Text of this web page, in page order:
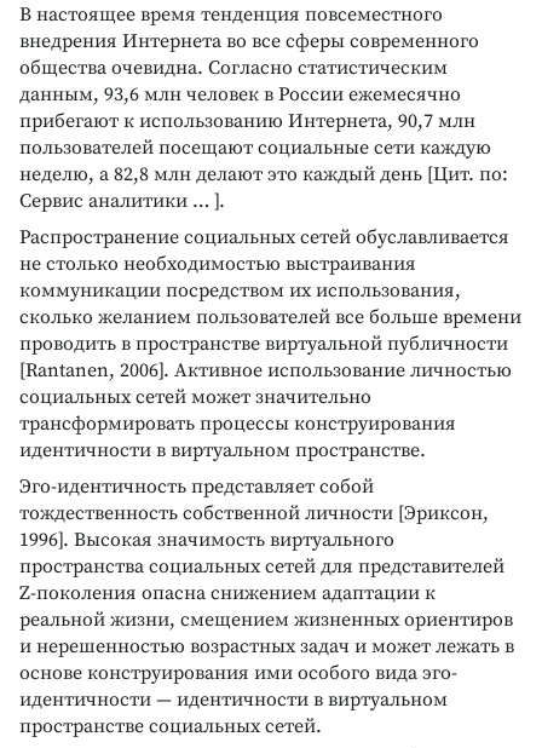
В настоящее время тенденция повсеместного
внедрения Интернета во все сферы современного
общества очевидна. Согласно статистическим
данным, 93,6 млн человек в России ежемесячно
прибегают к использованию Интернета, 90,7 млн
пользователей посещают социальные сети каждую
неделю, а 82,8 млн делают это каждый день [Цит. по:
Сервис аналитики … ].
Распространение социальных сетей обуславливается
не столько необходимостью выстраивания
коммуникации посредством их использования,
сколько желанием пользователей все больше времени
проводить в пространстве виртуальной публичности
[Rantanen, 2006]. Активное использование личностью
социальных сетей может значительно
трансформировать процессы конструирования
идентичности в виртуальном пространстве.
Эго-идентичность представляет собой
тождественность собственной личности [Эриксон,
1996]. Высокая значимость виртуального
пространства социальных сетей для представителей
Z-поколения опасна снижением адаптации к
реальной жизни, смещением жизненных ориентиров
и нерешенностью возрастных задач и может лежать в
основе конструирования ими особого вида эго-
идентичности — идентичности в виртуальном
пространстве социальных сетей.